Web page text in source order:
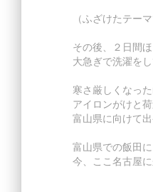
（ふざけたテー
その後、２日間
大急ぎで洗濯をし
寒さ厳しくなっ
アイロンがけと
富山県に向けて出
富山県での飯田
今、ここ名古屋